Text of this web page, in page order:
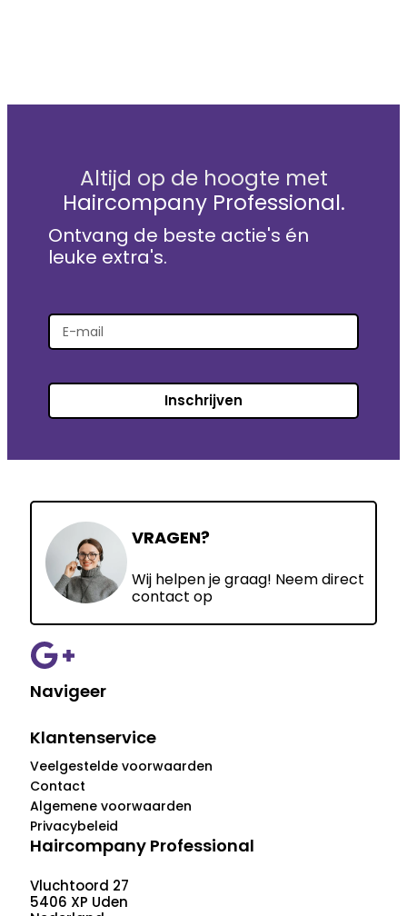
Altijd op de hoogte met
Haircompany Professional.
Ontvang de beste actie's én
leuke extra's.
Inschrijven
VRAGEN?
Wij helpen je graag! Neem direct
contact op
Navigeer
Klantenservice
Veelgestelde voorwaarden
Contact
Algemene voorwaarden
Privacybeleid
Haircompany Professional
Vluchtoord 27
5406 XP Uden